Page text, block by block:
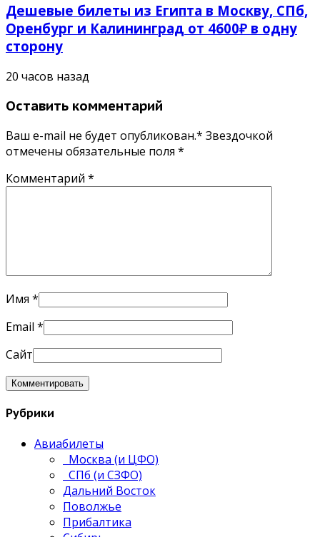
Дешевые билеты из Египта в Москву, СПб,
Оренбург и Калининград от 4600₽ в одну
сторону
20 часов назад
Оставить комментарий
Ваш e-mail не будет опубликован.* Звездочкой
отмечены обязательные поля *
Комментарий *
Имя *
Email *
Сайт
Рубрики
Авиабилеты
Москва (и ЦФО)
СПб (и СЗФО)
Дальний Восток
Поволжье
Прибалтика